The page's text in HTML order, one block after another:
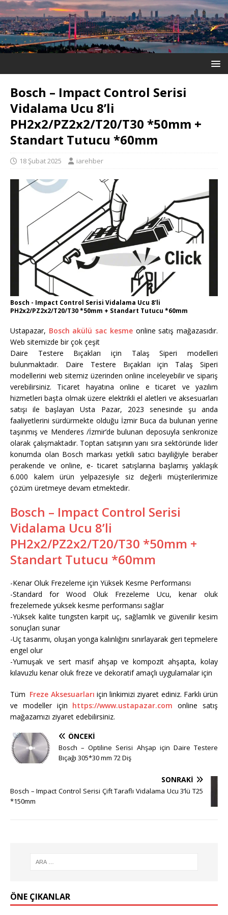
Bosch – Impact Control Serisi
Vidalama Ucu 8’li
PH2x2/PZ2x2/T20/T30 *50mm +
Standart Tutucu *60mm
18 Şubat 2025 iarehber
Bosch - Impact Control Serisi Vidalama Ucu 8'li
PH2x2/PZ2x2/T20/T30 *50mm + Standart Tutucu *60mm
Ustapazar, Bosch akülü sac kesmeonline satış mağazasıdır.
Web sitemizde bir çok çeşit
Daire Testere Bıçakları için Talaş Siperi modelleri
bulunmaktadır. Daire Testere Bıçakları için Talaş Siperi
modellerini web sitemiz üzerinden online inceleyebilir ve sipariş
verebilirsiniz. Ticaret hayatına online e ticaret ve yazılım
hizmetleri başta olmak üzere elektrikli el aletleri ve aksesuarları
satışı ile başlayan Usta Pazar, 2023 senesinde şu anda
faaliyetlerini sürdürmekte olduğu İzmir Buca da bulunan yerine
taşınmış ve Menderes /İzmir’de bulunan deposuyla senkronize
olarak çalışmaktadır. Toptan satışının yanı sıra sektöründe lider
konumda olan Bosch markası yetkili satıcı bayiliğiyle beraber
perakende ve online, e- ticaret satışlarına başlamış yaklaşık
6.000 kalem ürün yelpazesiyle siz değerli müşterilerimize
çözüm üretmeye devam etmektedir.
Bosch – Impact Control Serisi
Vidalama Ucu 8’li
PH2x2/PZ2x2/T20/T30 *50mm +
Standart Tutucu *60mm
-Kenar Oluk Frezeleme için Yüksek Kesme Performansı
-Standard for Wood Oluk Frezeleme Ucu, kenar oluk
frezelemede yüksek kesme performansı sağlar
-Yüksek kalite tungsten karpit uç, sağlamlık ve güvenilir kesim
sonuçları sunar
-Uç tasarımı, oluşan yonga kalınlığını sınırlayarak geri tepmelere
engel olur
-Yumuşak ve sert masif ahşap ve kompozit ahşapta, kolay
kılavuzlu kenar oluk freze ve dekoratif amaçlı uygulamalar için
Tüm Freze Aksesuarları için linkimizi ziyaret ediniz. Farklı ürün
ve modeller için https://www.ustapazar.com online satış
mağazamızı ziyaret edebilirsiniz.
ÖNCEKI
Bosch – Optiline Serisi Ahşap için Daire Testere
Bıçağı 305*30 mm 72 Diş
SONRAKI
Bosch – Impact Control Serisi Çift Taraflı Vidalama Ucu 3’lü T25
*150mm
ÖNE ÇIKANLAR